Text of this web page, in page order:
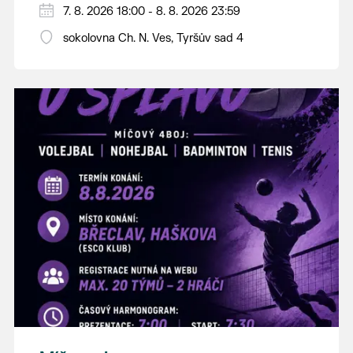
PÁTEK 7. srpna
18:00 - ruční stavění máje
14:00 - krojový průvod pro stárky od
hostince “U Buvola”
16:00 - odpolední zábava na sokolovně
21:00 - večerní zábava
K tanci a poslechu bude hrát DH
Lanžhotčané.
Těšíme se na Vás!
7. 8. 2026 18:00 - 8. 8. 2026 23:59
sokolovna Ch. N. Ves, Tyršův sad 4